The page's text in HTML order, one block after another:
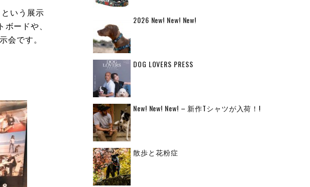
いう展示
ードや、
会です。
2026 New! New! New!
DOG LOVERS PRESS
New! New! New! – 新作Tシャツが入荷！!
散歩と花粉症